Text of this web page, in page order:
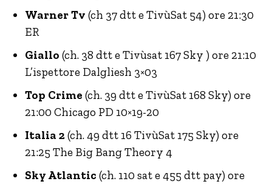
Warner Tv (ch 37 dtt e TivùSat 54) ore 21:30
ER
Giallo (ch. 38 dtt e Tivùsat 167 Sky ) ore 21:10
L’ispettore Dalgliesh 3×03
Top Crime (ch. 39 dtt e TivùSat 168 Sky) ore
21:00 Chicago PD 10×19-20
Italia 2(ch. 49 dtt 16 TivùSat 175 Sky) ore
21:25 The Big Bang Theory 4
Sky Atlantic (ch. 110 sat e 455 dtt pay) ore